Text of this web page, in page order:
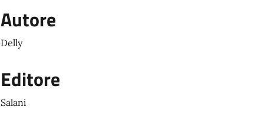
Autore
Delly
Editore
Salani